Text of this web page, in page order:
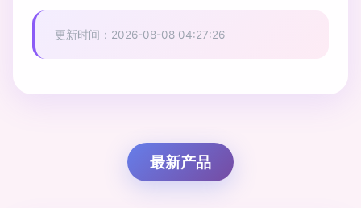
更新时间：2026-08-08 04:27:26
最新产品